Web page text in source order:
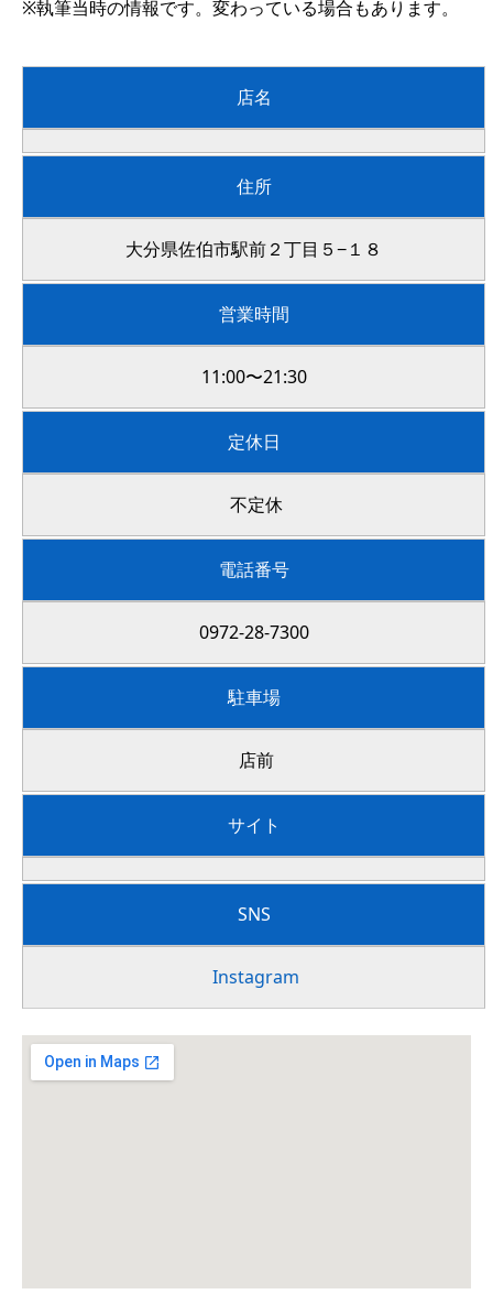
※執筆当時の情報です。変わっている場合もあります。
店名
住所
大分県佐伯市駅前２丁目５−１８
営業時間
11:00〜21:30
定休日
不定休
電話番号
0972-28-7300
駐車場
店前
サイト
SNS
Instagram